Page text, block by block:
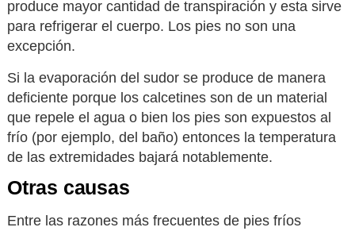
produce mayor cantidad de transpiración y esta sirve
para refrigerar el cuerpo. Los pies no son una
excepción.
Si la evaporación del sudor se produce de manera
deficiente porque los calcetines son de un material
que repele el agua o bien los pies son expuestos al
frío (por ejemplo, del baño) entonces la temperatura
de las extremidades bajará notablemente.
Otras causas
Entre las razones más frecuentes de pies fríos